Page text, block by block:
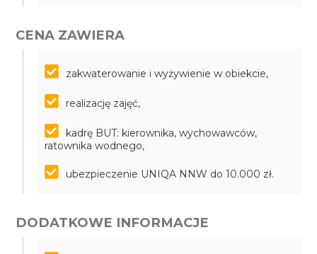
CENA ZAWIERA
zakwaterowanie i wyżywienie w obiekcie,
realizację zajęć,
kadrę BUT: kierownika, wychowawców,
ratownika wodnego,
ubezpieczenie UNIQA NNW do 10.000 zł.
DODATKOWE INFORMACJE